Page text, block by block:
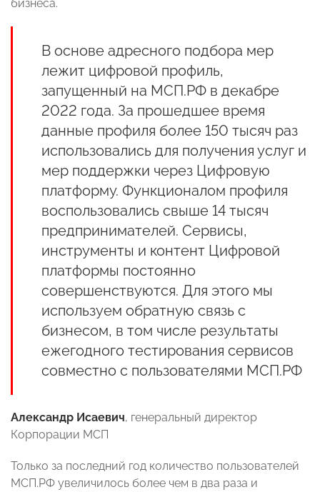
бизнеса.
В основе адресного подбора мер
лежит цифровой профиль,
запущенный на МСП.РФ в декабре
2022 года. За прошедшее время
данные профиля более 150 тысяч раз
использовались для получения услуг и
мер поддержки через Цифровую
платформу. Функционалом профиля
воспользовались свыше 14 тысяч
предпринимателей. Сервисы,
инструменты и контент Цифровой
платформы постоянно
совершенствуются. Для этого мы
используем обратную связь с
бизнесом, в том числе результаты
ежегодного тестирования сервисов
совместно с пользователями МСП.РФ
Александр Исаевич, генеральный директор
Корпорации МСП
Только за последний год количество пользователей
МСП.РФ увеличилось более чем в два раза и